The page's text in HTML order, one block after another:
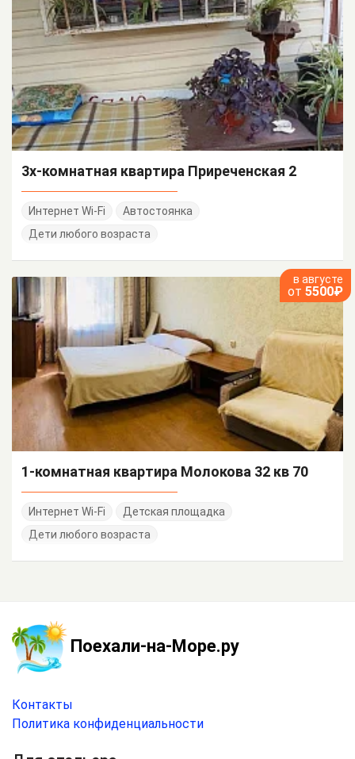
3х-комнатная квартира Приреченская 2
Интернет Wi-Fi
Автостоянка
Дети любого возраста
в августе
от 5500₽
1-комнатная квартира Молокова 32 кв 70
Интернет Wi-Fi
Детская площадка
Дети любого возраста
Поехали-на-Море.ру
Контакты
Политика конфиденциальности